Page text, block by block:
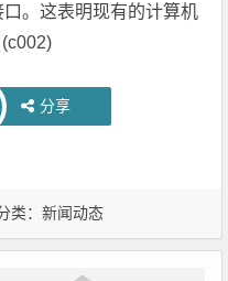
口。这表明现有的计算机
分享
类：新闻动态